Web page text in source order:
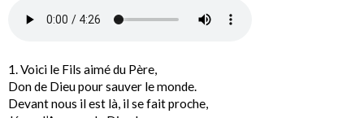
1. Voici le Fils aimé du Père,
Don de Dieu pour sauver le monde.
Devant nous il est là, il se fait proche,